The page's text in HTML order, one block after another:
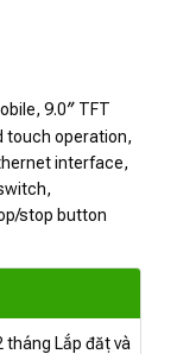
9.0″ TFT
touch operation,
interface,
stop button
tháng Lắp đặt và